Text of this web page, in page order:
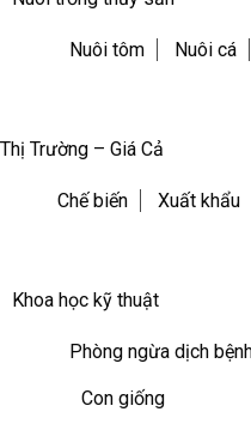
Nuôi tôm Nuôi cá
Thị Trường – Giá Cả
Chế biến Xuất khẩu
Khoa học kỹ thuật
Phòng ngừa dịch
Con giống